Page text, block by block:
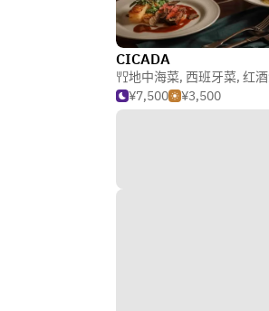
CICADA
地中海菜, 西班牙菜, 红
¥7,500
¥3,500